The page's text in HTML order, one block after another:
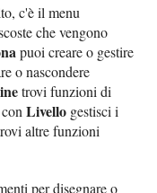
c'è il menu
che vengono
puoi creare o gestire
o nascondere
trovi funzioni di
conLivello gestisci i
altre funzioni
per disegnare o